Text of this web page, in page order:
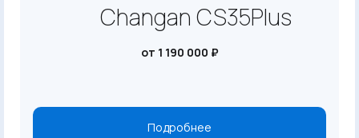
Changan CS35Plus
от 1 190 000 ₽
Подробнее